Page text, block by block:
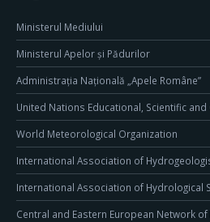
Ministerul Mediului
Ministerul Apelor și Pădurilor
Administrația Națională „Apele Române”
United Nations Educational, Scientific
World Meteorological Organization
International Association of
International Association of Hydrological
Central and Eastern European Network